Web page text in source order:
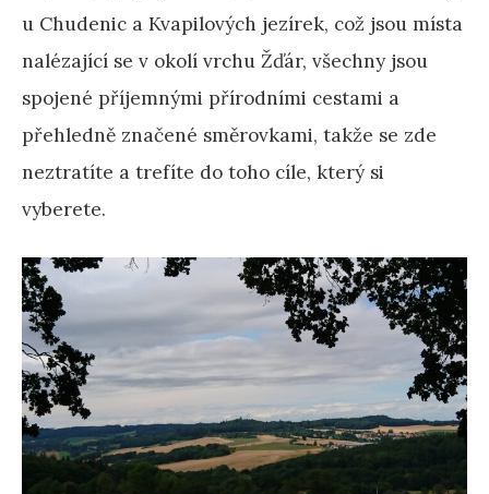
u Chudenic a Kvapilových jezírek, což jsou místa
nalézající se v okolí vrchu Žďár, všechny jsou
spojené příjemnými přírodními cestami a
přehledně značené směrovkami, takže se zde
neztratíte a trefíte do toho cíle, který si
vyberete.